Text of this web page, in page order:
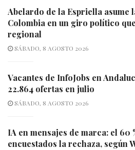
Abelardo de la Espriella asume
Colombia en un giro político
regional
SÁBADO, 8 AGOSTO 2026
Vacantes de InfoJobs en
22.864 ofertas en julio
SÁBADO, 8 AGOSTO 2026
IA en mensajes de marca: el 60
encuestados la rechaza, según